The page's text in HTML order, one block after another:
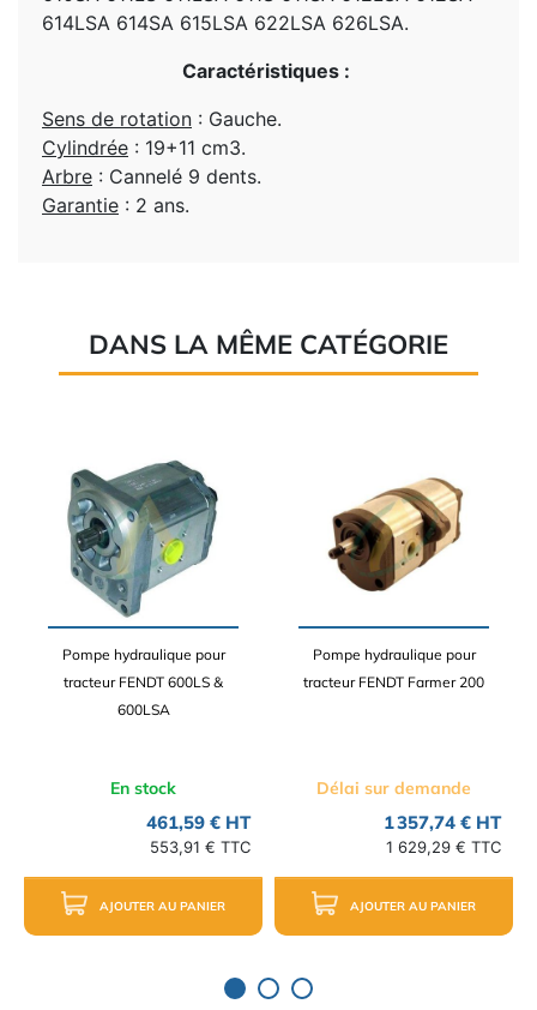
614LSA 614SA 615LSA 622LSA 626LSA.
Caractéristiques :
Sens de rotation : Gauche.
Cylindrée : 19+11 cm3.
Arbre : Cannelé 9 dents.
Garantie : 2 ans.
DANS LA MÊME CATÉGORIE
Pompe hydraulique pour
tracteur FENDT 600LS &
600LSA
En stock
461,59 € HT
553,91 € TTC
AJOUTER AU PANIER
Pompe hydraulique pour
tracteur FENDT Farmer 200
Délai sur demande
1 357,74 € HT
1 629,29 € TTC
AJOUTER AU PANIER